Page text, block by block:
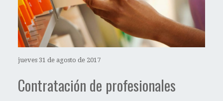
jueves 31 de agosto de 2017
Contratación de profesionales